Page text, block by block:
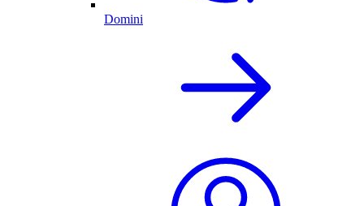
Domini